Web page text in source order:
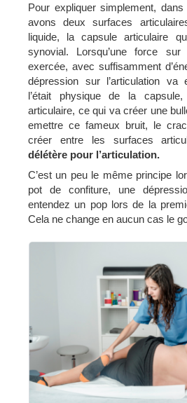
Pour expliquer simplement,
avons deux surfaces
liquide, la capsule articulaire
synovial. Lorsqu’une force sur
exercée, avec suffisamment
dépression sur l’articulation va
l’était physique de la
articulaire, ce qui va créer une
emettre ce fameux bruit, le
créer entre les surfaces
délétère pour l’articulation.
C’est un peu le même principe
pot de confiture, une
entendez un pop lors de la
Cela ne change en aucun cas le